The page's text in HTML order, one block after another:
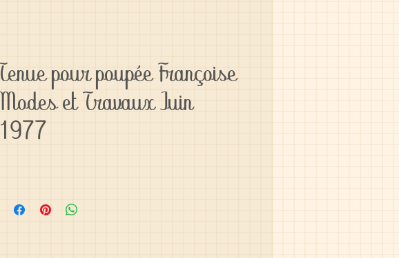
Tenue pour poupée Françoise
Modes et Travaux Juin
1977